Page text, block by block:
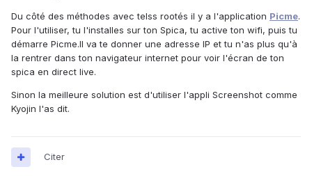
Du côté des méthodes avec telss rootés il y a l'application Picme.
Pour l'utiliser, tu l'installes sur ton Spica, tu active ton wifi, puis tu
démarre Picme.Il va te donner une adresse IP et tu n'as plus qu'à
la rentrer dans ton navigateur internet pour voir l'écran de ton
spica en direct live.
Sinon la meilleure solution est d'utiliser l'appli Screenshot comme
Kyojin l'as dit.
Citer